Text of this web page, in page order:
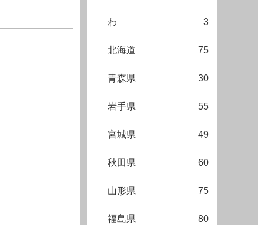
わ 3
北海道 75
青森県 30
岩手県 55
宮城県 49
秋田県 60
山形県 75
福島県 80